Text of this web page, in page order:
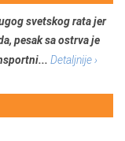
svetskog rata jer
pesak sa ostrva je
Detaljnije ›